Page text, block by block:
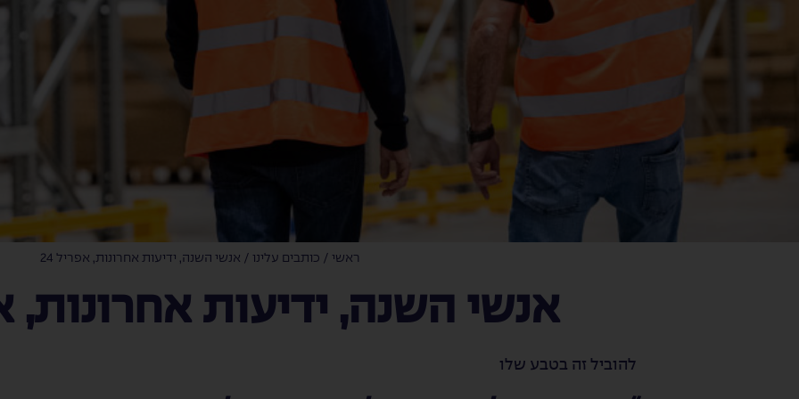
ראשי / כותבים עלינו / אנשי השנה, ידיעות אחרונות, אפריל 24
אנשי השנה, ידיעות אחרונות,
להוביל זה בטבע שלו